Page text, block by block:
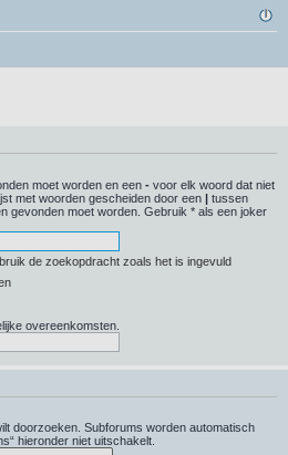
moet worden en een - voor elk woord dat niet
met woorden gescheiden door een | tussen
gevonden moet worden. Gebruik * als een joker
de zoekopdracht zoals het is ingevuld
overeenkomsten.
doorzoeken. Subforums worden automatisch
hieronder niet uitschakelt.